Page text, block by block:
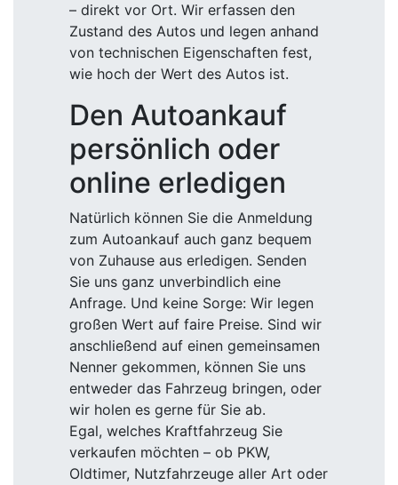
– direkt vor Ort. Wir erfassen den
Zustand des Autos und legen anhand
von technischen Eigenschaften fest,
wie hoch der Wert des Autos ist.
Den Autoankauf
persönlich oder
online erledigen
Natürlich können Sie die Anmeldung
zum Autoankauf auch ganz bequem
von Zuhause aus erledigen. Senden
Sie uns ganz unverbindlich eine
Anfrage. Und keine Sorge: Wir legen
großen Wert auf faire Preise. Sind wir
anschließend auf einen gemeinsamen
Nenner gekommen, können Sie uns
entweder das Fahrzeug bringen, oder
wir holen es gerne für Sie ab.
Egal, welches Kraftfahrzeug Sie
verkaufen möchten – ob PKW,
Oldtimer, Nutzfahrzeuge aller Art oder